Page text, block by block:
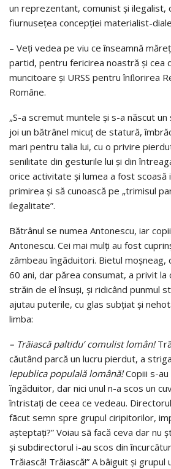
un reprezentant, comunist şi ilegalist,
fiurnuseţea concepţiei materialist-
– Veţi vedea pe viu ce înseamnă
partid, pentru fericirea noastră şi cea
muncitoare şi URSS pentru înﬂorirea
Române.
„S-a scremut muntele şi s-a născut
joi un bătrânel micuţ de statură,
mari pentru talia lui, cu o privire
senilitate din gesturile lui şi din
orice activitate şi lumea a fost scoasă
primirea şi să cunoască pe „trimisul
ilegalitate”.
Bătrânul se numea Antonescu, iar
Antonescu. Cei mai mulţi au fost
zâmbeau îngãduitori. Bietul moşneag,
60 ani, dar părea consumat, a privit la
străin de el însuşi, şi ridicând punmul
ajutau puterile, cu glas subţiat şi
limba:
– Trăiască paltidu’ comulist lomân!
căutând parcă un lucru pierdut, a
lepublica populală lomână!Copiii s-au
ĭngăduitor, dar nici unul n-a scos un
întristaţi de ceea ce vedeau.
fãcut semn spre grupul ciripitorilor,
aşteptaţi?” Voiau sã facă ceva dar nu
şi subdirectorul i-au scos din
Trăiască! Trăiască!” A bâiguit şi grupul